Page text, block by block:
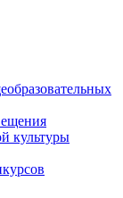
культуры